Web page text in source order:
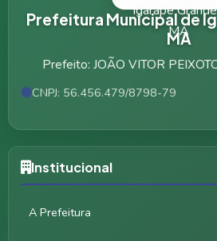
Prefeitura Municipal de
MA
Prefeito: JOÃO VITOR
CNPJ: 56.456.479/8798-79
Institucional
A Prefeitura